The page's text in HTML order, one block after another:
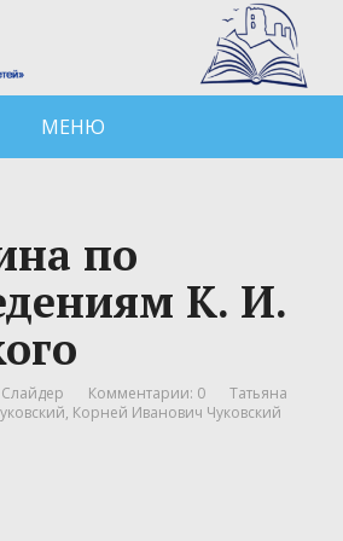
МЕНЮ
по
К. И.
Слайдер Комментарии: 0
Татьяна
, Корней Иванович Чуковский